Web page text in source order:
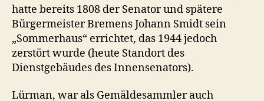
hatte bereits 1808 der Senator und spätere
Bürgermeister Bremens Johann Smidt sein
„Sommerhaus“ errichtet, das 1944 jedoch
zerstört wurde (heute Standort des
Dienstgebäudes des Innensenators).
Lürman, war als Gemäldesammler auch